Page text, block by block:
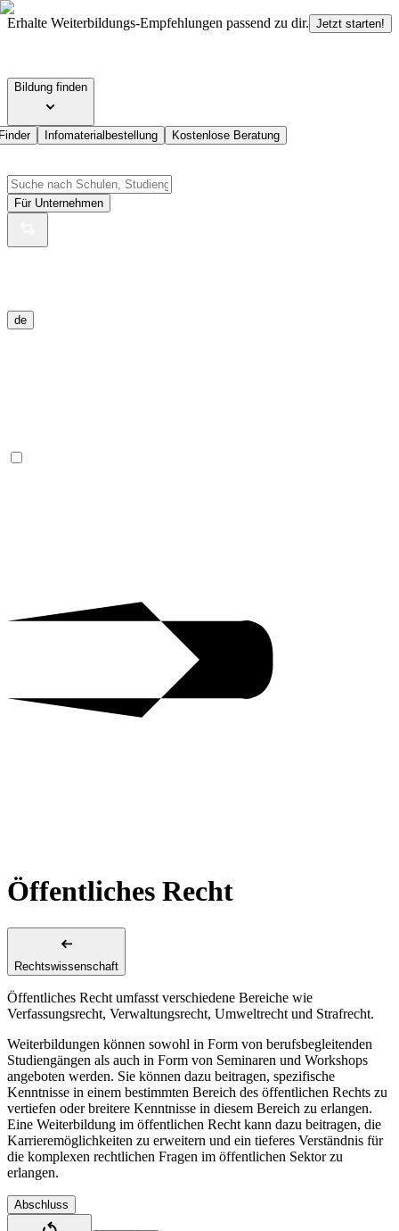
Erhalte Weiterbildungs-Empfehlungen passend zu dir. Jetzt starten!
Bildung finden
Infomaterialbestellung Kostenlose Beratung
Für Unternehmen
de
Öffentliches Recht
Rechtswissenschaft
Öffentliches Recht umfasst verschiedene Bereiche wie
Verfassungsrecht, Verwaltungsrecht, Umweltrecht und Strafrecht.
Weiterbildungen können sowohl in Form von berufsbegleitenden
Studiengängen als auch in Form von Seminaren und Workshops
angeboten werden. Sie können dazu beitragen, spezifische
Kenntnisse in einem bestimmten Bereich des öffentlichen Rechts zu
vertiefen oder breitere Kenntnisse in diesem Bereich zu erlangen.
Eine Weiterbildung im öffentlichen Recht kann dazu beitragen, die
Karrieremöglichkeiten zu erweitern und ein tieferes Verständnis für
die komplexen rechtlichen Fragen im öffentlichen Sektor zu
erlangen.
Abschluss